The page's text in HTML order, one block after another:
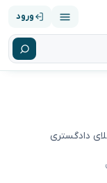
ورود
دادگستری